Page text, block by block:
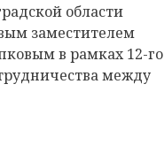
области
заместителем
в рамках 12-го
между